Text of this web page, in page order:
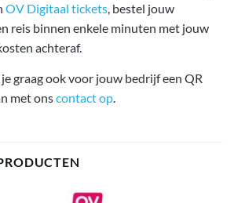
OV Digitaal tickets, bestel jouw
reis binnen enkele minuten met jouw
achteraf.
graag ook voor jouw bedrijf een QR
met onscontact op.